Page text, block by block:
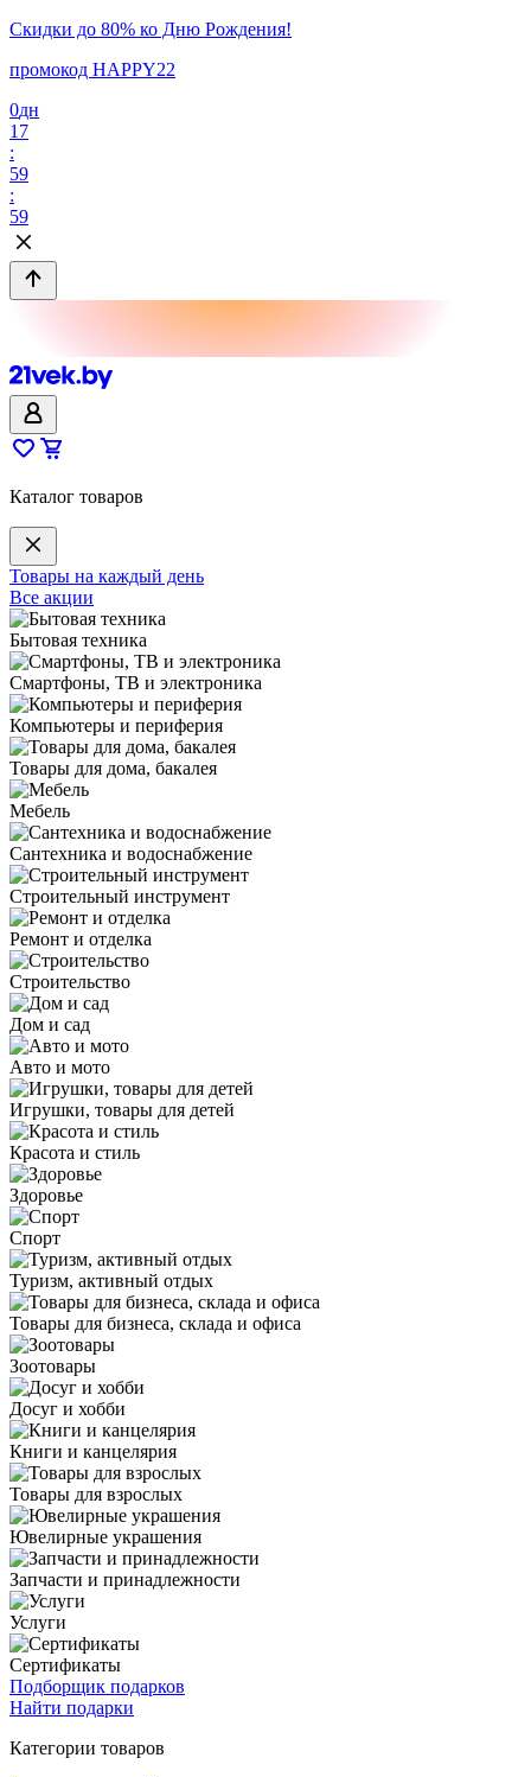
Скидки до 80% ко Дню Рождения!
промокод HAPPY22
0дн
17
:
59
:
59
Каталог товаров
Товары на каждый день
Все акции
Бытовая техника
Смартфоны, ТВ и электроника
Компьютеры и периферия
Товары для дома, бакалея
Мебель
Сантехника и водоснабжение
Строительный инструмент
Ремонт и отделка
Строительство
Дом и сад
Авто и мото
Игрушки, товары для детей
Красота и стиль
Здоровье
Спорт
Туризм, активный отдых
Товары для бизнеса, склада и офиса
Зоотовары
Досуг и хобби
Книги и канцелярия
Товары для взрослых
Ювелирные украшения
Запчасти и принадлежности
Услуги
Сертификаты
Подборщик подарков
Найти подарки
Категории товаров